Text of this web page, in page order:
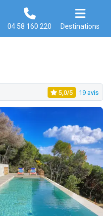
04 58 160 220 Destinations
5,0/5 19 avis